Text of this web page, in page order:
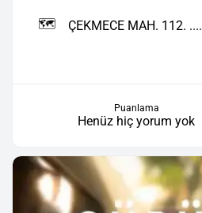
🗺️ ÇEKMECE MAH. 112. ....
Puanlama
Henüz hiç yorum yok